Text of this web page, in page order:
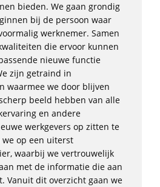
bieden. We gaan grondig
bij de persoon waar
werknemer. Samen
die ervoor kunnen
nieuwe functie
zijn getraind in
waarmee we door blijven
beeld hebben van alle
en andere
werkgevers op zitten te
op een uiterst
waarbij we vertrouwelijk
met de informatie die aan
Vanuit dit overzicht gaan we